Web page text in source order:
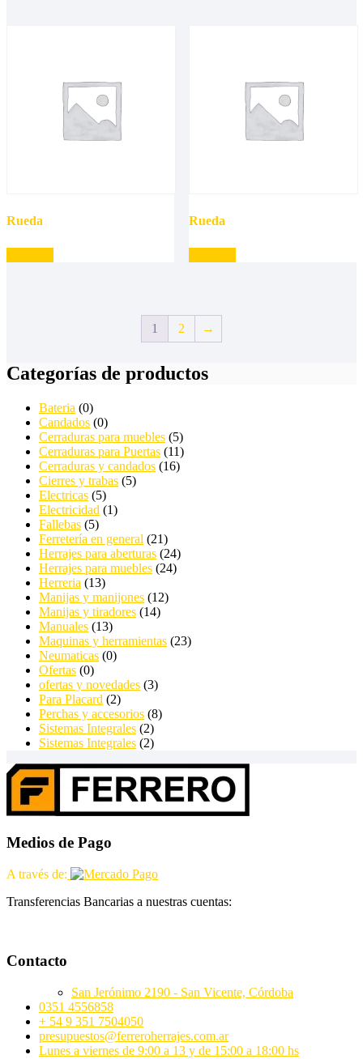
Rueda Rueda
1 2 →
Categorías de productos
Bateria (0)
Candados (0)
Cerraduras para muebles (5)
Cerraduras para Puertas (11)
Cerraduras y candados (16)
Cierres y trabas (5)
Electricas (5)
Electricidad (1)
Fallebas (5)
Ferretería en general (21)
Herrajes para aberturas (24)
Herrajes para muebles (24)
Herreria (13)
Manijas y manijones (12)
Manijas y tiradores (14)
Manuales (13)
Maquinas y herramientas (23)
Neumaticas (0)
Ofertas (0)
ofertas y novedades (3)
Para Placard (2)
Perchas y accesorios (8)
Sistemas Integrales (2)
Sistemas Integrales (2)
Medios de Pago
A través de:
Transferencias Bancarias a nuestras cuentas:
Contacto
San Jerónimo 2190 - San Vicente, Córdoba
0351 4556858
+ 54 9 351 7504050
presupuestos@ferreroherrajes.com.ar
Lunes a viernes de 9:00 a 13 y de 15:00 a 18:00 hs